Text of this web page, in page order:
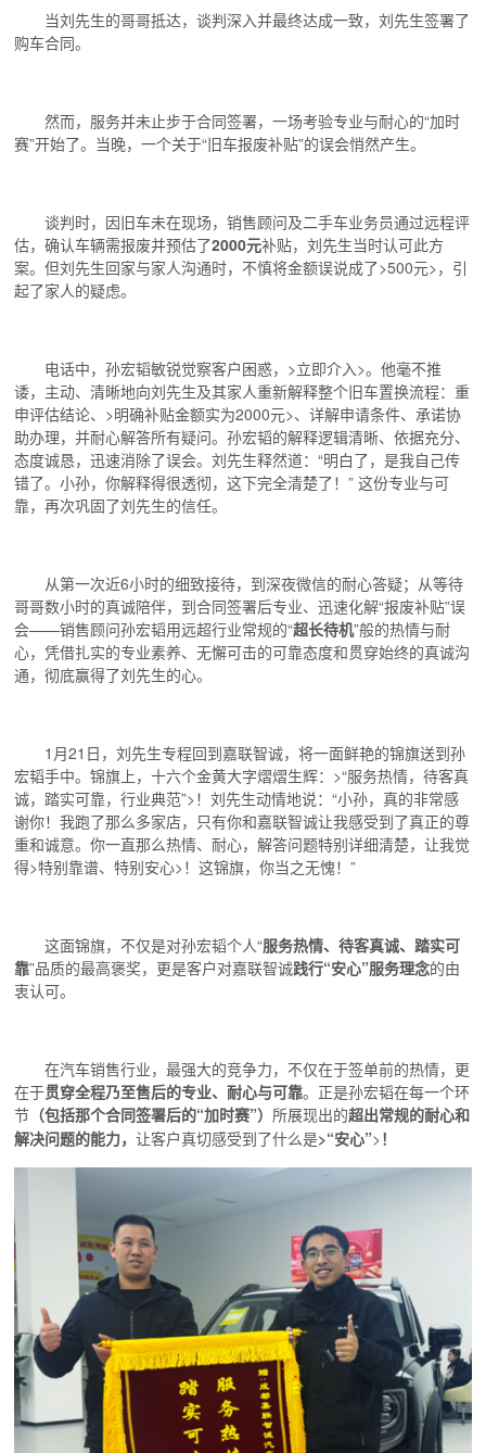
当刘先生的哥哥抵达，谈判深入并最终达成一致，刘先生签署了
购车合同。
然而，服务并未止步于合同签署，一场考验专业与耐心的“加时
赛”开始了。当晚，一个关于“旧车报废补贴”的误会悄然产生。
谈判时，因旧车未在现场，销售顾问及二手车业务员通过远程评
估，确认车辆需报废并预估了2000元补贴，刘先生当时认可此方
案。但刘先生回家与家人沟通时，不慎将金额误说成了>500元>，引
起了家人的疑虑。
电话中，孙宏韬敏锐觉察客户困惑，>立即介入>。他毫不推
诿，主动、清晰地向刘先生及其家人重新解释整个旧车置换流程：重
申评估结论、>明确补贴金额实为2000元>、详解申请条件、承诺协
助办理，并耐心解答所有疑问。孙宏韬的解释逻辑清晰、依据充分、
态度诚恳，迅速消除了误会。刘先生释然道：“明白了，是我自己传
错了。小孙，你解释得很透彻，这下完全清楚了！” 这份专业与可
靠，再次巩固了刘先生的信任。
从第一次近6小时的细致接待，到深夜微信的耐心答疑；从等待
哥哥数小时的真诚陪伴，到合同签署后专业、迅速化解“报废补贴”误
会——销售顾问孙宏韬用远超行业常规的“超长待机”般的热情与耐
心，凭借扎实的专业素养、无懈可击的可靠态度和贯穿始终的真诚沟
通，彻底赢得了刘先生的心。
1月21日，刘先生专程回到嘉联智诚，将一面鲜艳的锦旗送到孙
宏韬手中。锦旗上，十六个金黄大字熠熠生辉：>“服务热情，待客真
诚，踏实可靠，行业典范”>！刘先生动情地说：“小孙，真的非常感
谢你！我跑了那么多家店，只有你和嘉联智诚让我感受到了真正的尊
重和诚意。你一直那么热情、耐心，解答问题特别详细清楚，让我觉
得>特别靠谱、特别安心>！这锦旗，你当之无愧！”
这面锦旗，不仅是对孙宏韬个人“服务热情、待客真诚、踏实可
靠”品质的最高褒奖，更是客户对嘉联智诚践行“安心”服务理念的由
衷认可。
在汽车销售行业，最强大的竞争力，不仅在于签单前的热情，更
在于贯穿全程乃至售后的专业、耐心与可靠。正是孙宏韬在每一个环
节 （包括那个合同签署后的“加时赛”） 所展现出的超出常规的耐心和
解决问题的能力，让客户真切感受到了什么是>“安心”> ！